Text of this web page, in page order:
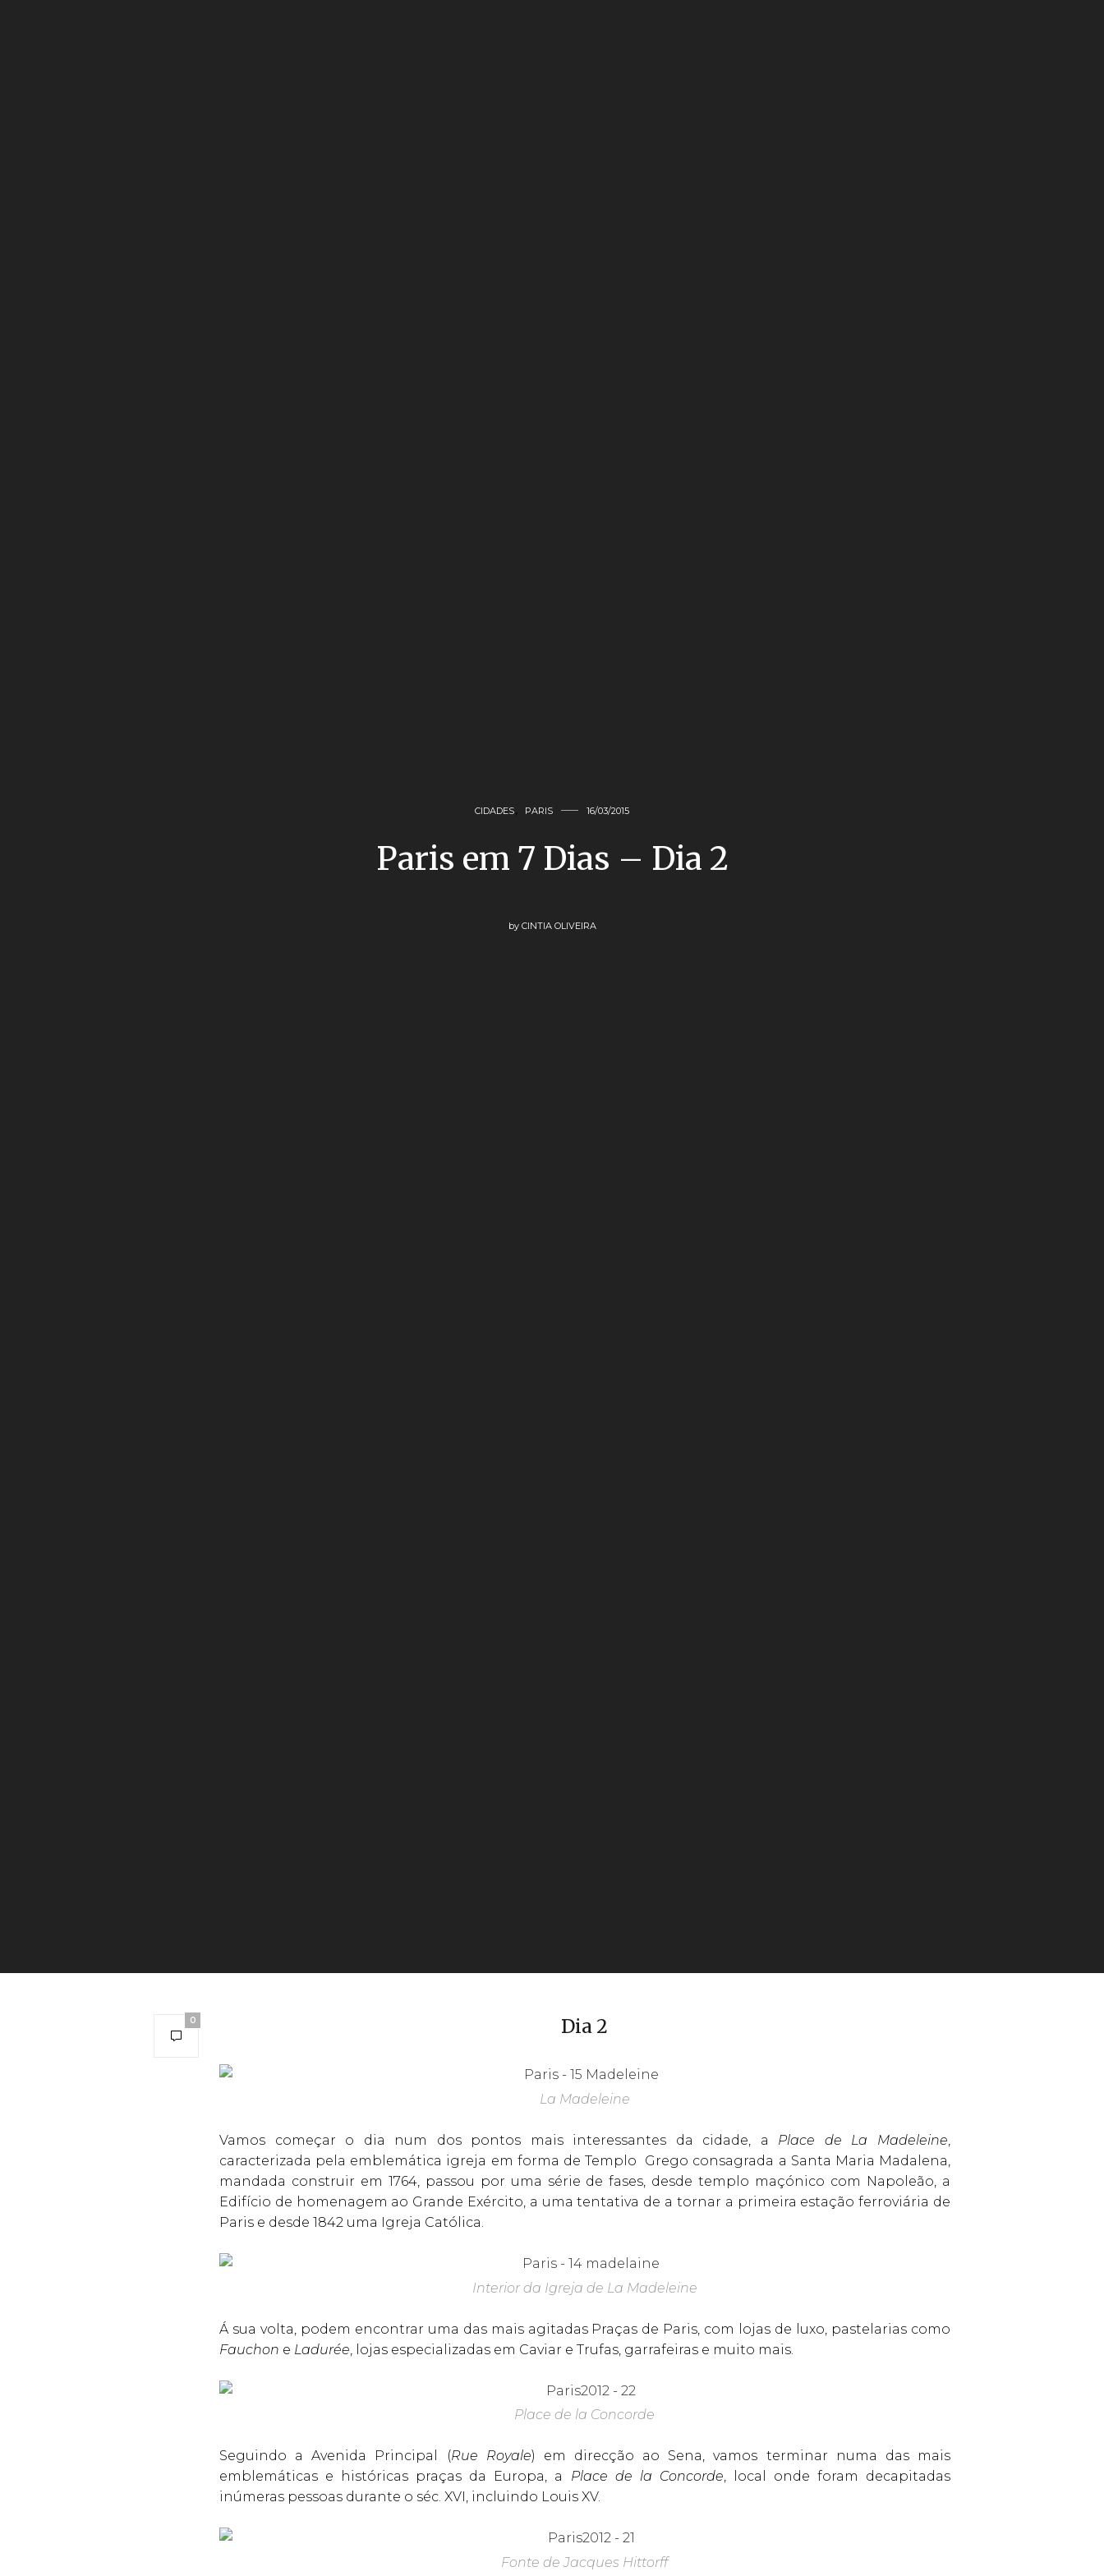
CIDADES PARIS 16/03/2015
Paris em 7 Dias – Dia 2
by CINTIA OLIVEIRA
0 Dia 2
La Madeleine
Vamos começar o dia num dos pontos mais interessantes da cidade, a Place de La Madeleine
caracterizada pela emblemática igreja em forma de Templo Grego consagrada a Santa Maria Madalena,
mandada construir em 1764, passou por uma série de fases, desde templo maçónico com Napoleão, a
Edifício de homenagem ao Grande Exército, a uma tentativa de a tornar a primeira estação ferroviária de
Paris e desde 1842 uma Igreja Católica.
Interior da Igreja de La Madeleine
Á sua volta, podem encontrar uma das mais agitadas Praças de Paris, com lojas de luxo, pastelarias como
Fauchon e Ladurée , lojas especializadas em Caviar e Trufas, garrafeiras e muito mais.
Place de la Concorde
Seguindo a Avenida Principal (Rue Royale) em direcção ao Sena, vamos terminar numa das mais
emblemáticas e históricas praças da Europa, a Place de la Concorde, local onde foram decapitadas
inúmeras pessoas durante o séc. XVI, incluindo Louis XV.
Fonte de Jacques Hittorff